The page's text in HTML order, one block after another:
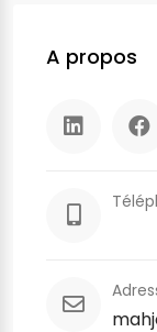
A propos